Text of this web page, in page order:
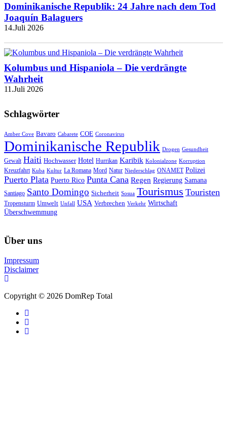
Dominikanische Republik: 24 Jahre nach dem Tod
Joaquín Balaguers
14.Juli 2026
Kolumbus und Hispaniola – Die verdrängte
Wahrheit
11.Juli 2026
Schlagwörter
Amber Cove Bavaro Cabarete COE Coronavirus
Dominikanische Republik Drogen Gesundheit
Gewalt Haiti Hochwasser Hotel Hurrikan Karibik Kolonialzone Korruption
Kreuzfahrt Kuba Kultur La Romana Mord Natur Niederschlag ONAMET Polizei
Puerto Plata Puerto Rico Punta Cana Regen Regierung Samana
Santiago Santo Domingo Sicherheit Sosua Tourismus Touristen
Tropensturm Umwelt Unfall USA Verbrechen Verkehr Wirtschaft
Überschwemmung
Über uns
Impressum
Disclaimer
Copyright © 2026 DomRep Total